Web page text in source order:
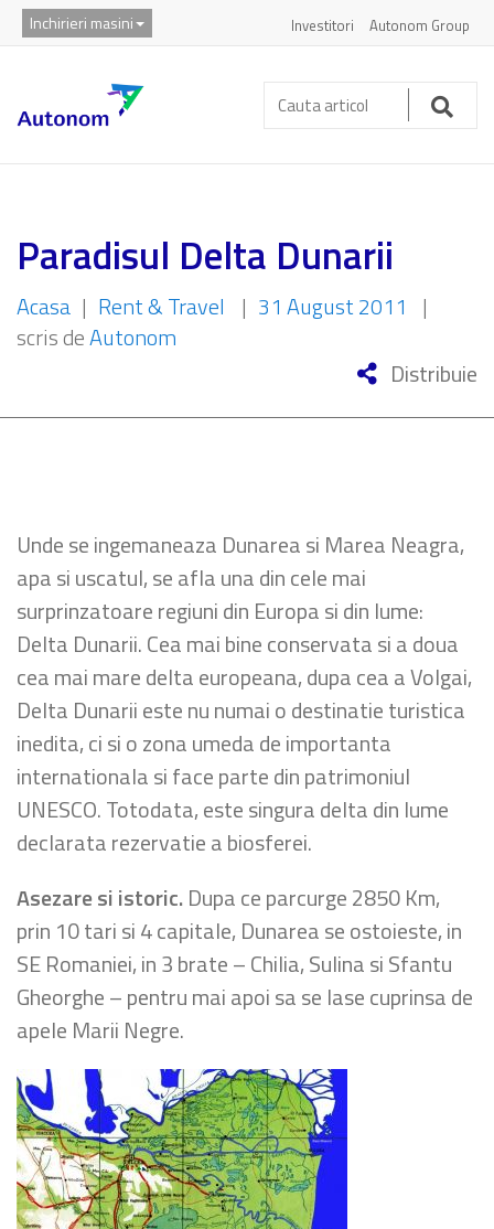
Inchirieri masini Investitori Autonom Group
Cauta
articol:
Paradisul Delta Dunarii
Acasa | Rent & Travel | 31 August 2011 |
scris deAutonom
Distribuie
Unde se ingemaneaza Dunarea si Marea Neagra,
apa si uscatul, se afla una din cele mai
surprinzatoare regiuni din Europa si din lume:
Delta Dunarii. Cea mai bine conservata si a doua
cea mai mare delta europeana, dupa cea a Volgai,
Delta Dunarii este nu numai o destinatie turistica
inedita, ci si o zona umeda de importanta
internationala si face parte din patrimoniul
UNESCO. Totodata, este singura delta din lume
declarata rezervatie a biosferei.
Asezare si istoric.Dupa ce parcurge 2850 Km,
prin 10 tari si 4 capitale, Dunarea se ostoieste, in
SE Romaniei, in 3 brate – Chilia, Sulina si Sfantu
Gheorghe – pentru mai apoi sa se lase cuprinsa de
apele Marii Negre.